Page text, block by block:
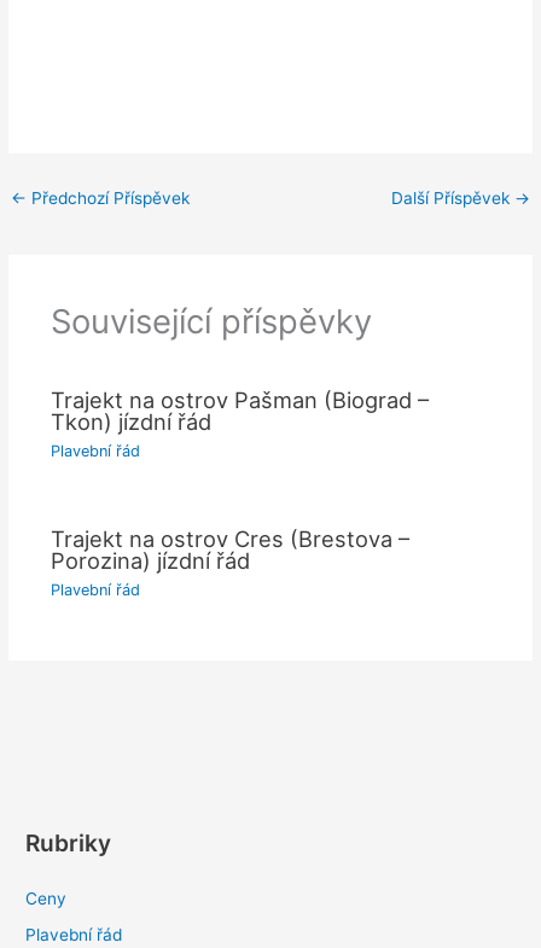
← Předchozí Příspěvek Další Příspěvek →
Související příspěvky
Trajekt na ostrov Pašman (Biograd –
Tkon) jízdní řád
Plavební řád
Trajekt na ostrov Cres (Brestova –
Porozina) jízdní řád
Plavební řád
Rubriky
Ceny
Plavební řád